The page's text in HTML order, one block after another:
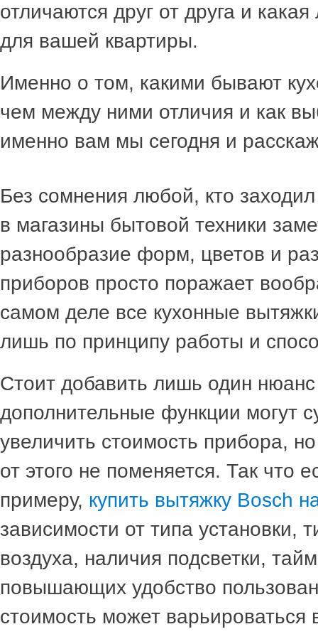
отличаются друг от друга и
для вашей квартиры.
Именно о том, какими бывают
чем между ними отличия и как
именно вам мы сегодня и
Без сомнения любой, кто
в магазины бытовой техники
разнообразие форм, цветов и
приборов просто поражает
самом деле все кухонные
лишь по принципу работы и
Стоит добавить лишь один
дополнительные функции могут
увеличить стоимость прибора,
от этого не поменяется. Так что
примеру, купить вытяжку Bosch
зависимости от типа установки,
воздуха, наличия подсветки,
повышающих удобство
стоимость может варьироваться